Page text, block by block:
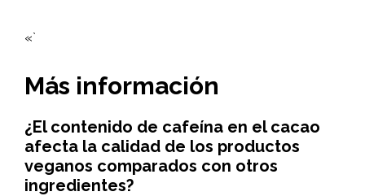
«`
Más información
¿El contenido de cafeína en el cacao
afecta la calidad de los productos
veganos comparados con otros
ingredientes?